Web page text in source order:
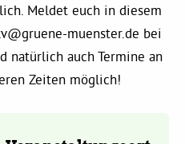
Meldet euch in diesem
muenster.de bei
natürlich auch Termine an
Zeiten möglich!